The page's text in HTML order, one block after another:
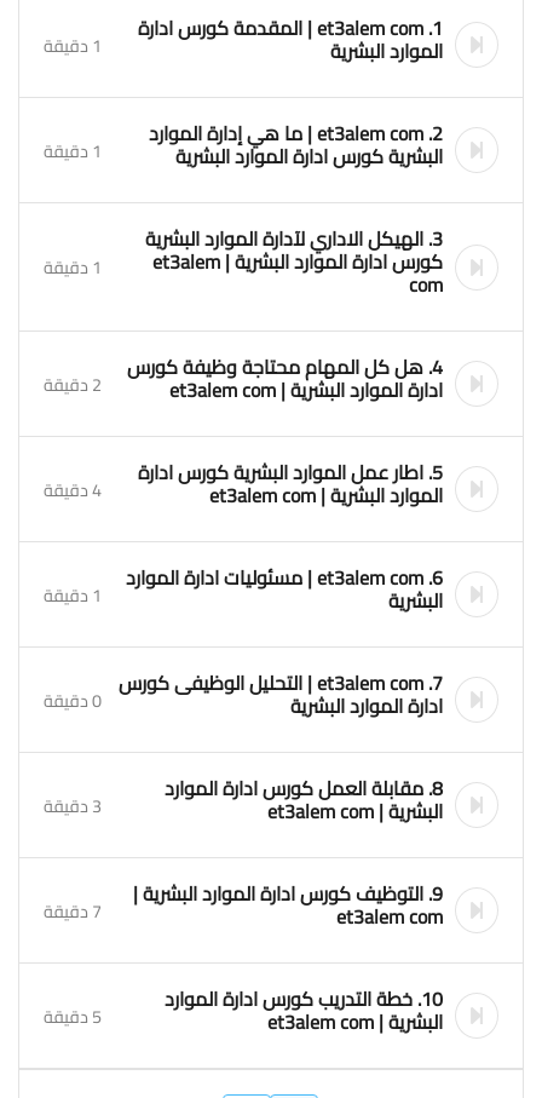
1. et3alem com | المقدمة كورس ادارة
الموارد البشرية 1 دقيقة
2. et3alem com | ما هي إدارة الموارد
البشرية كورس ادارة الموارد البشرية 1 دقيقة
3. الهيكل الاداري لآدارة الموارد البشرية
كورس ادارة الموارد البشرية | et3alem
com 1 دقيقة
4. هل كل المهام محتاجة وظيفة كورس
ادارة الموارد البشرية | et3alem com 2 دقيقة
5. اطار عمل الموارد البشرية كورس ادارة
الموارد البشرية | et3alem com 4 دقيقة
6. et3alem com | مسئوليات ادارة الموارد
البشرية 1 دقيقة
7. et3alem com | التحليل الوظيفى كورس
ادارة الموارد البشرية 0 دقيقة
8. مقابلة العمل كورس ادارة الموارد
البشرية | et3alem com 3 دقيقة
9. التوظيف كورس ادارة الموارد البشرية |
et3alem com 7 دقيقة
10. خطة التدريب كورس ادارة الموارد
البشرية | et3alem com 5 دقيقة